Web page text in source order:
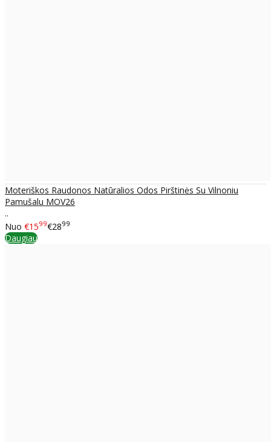
Moteriškos Raudonos Natūralios Odos Pirštinės Su Vilnoniu
Pamušalu MOV26
..
Nuo €1599€2899
Daugiau